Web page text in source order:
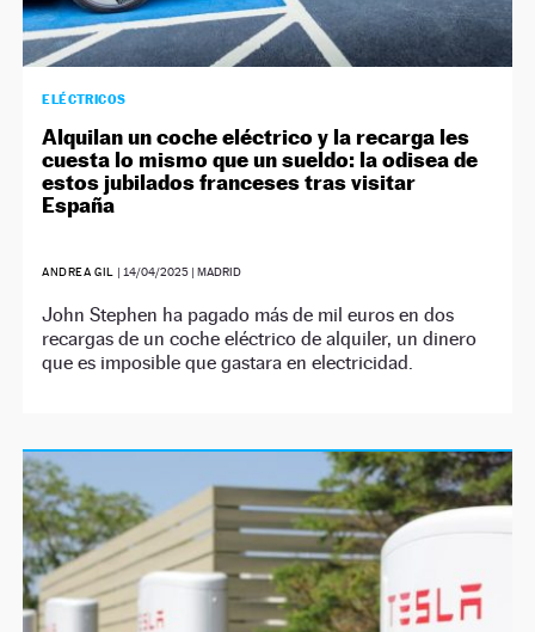
ELÉCTRICOS
Alquilan un coche eléctrico y la recarga les
cuesta lo mismo que un sueldo: la odisea de
estos jubilados franceses tras visitar
España
ANDREA GIL | 14/04/2025| MADRID
John Stephen ha pagado más de mil euros en dos
recargas de un coche eléctrico de alquiler, un dinero
que es imposible que gastara en electricidad.